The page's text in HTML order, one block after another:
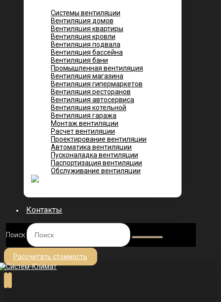
Системы вентиляции
Вентиляция домов
Вентиляция квартиры
Вентиляция кровли
Вентиляция подвала
Вентиляция бассейна
Вентиляция бани
Промышленная вентиляция
Вентиляция магазина
Вентиляция гипермаркетов
Вентиляция ресторанов
Вентиляция автосервиса
Вентиляция котельной
Вентиляция гаража
Монтаж вентиляции
Расчет вентиляции
Проектирование вентиляции
Автоматика вентиляции
Пусконаладка вентиляции
Паспортизация вентиляции
Обслуживание вентиляции
Контакты
Поиск
Рассчитать стоимость